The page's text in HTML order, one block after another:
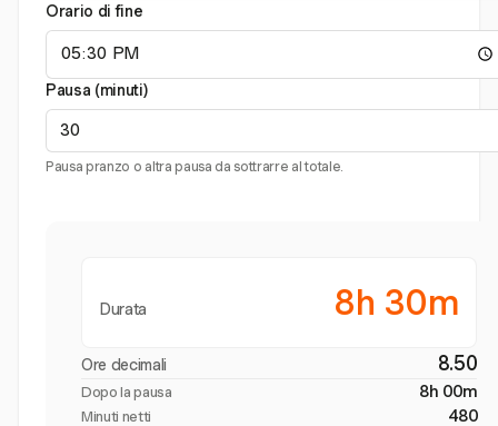
Orario di fine
Pausa (minuti)
Pausa pranzo o altra pausa da sottrarre al totale.
Durata 8h 30m
Ore decimali 8.50
Dopo la pausa 8h 00m
Minuti netti 480